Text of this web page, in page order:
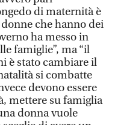
di maternità è
che hanno dei
ha messo in
famiglie”, ma “il
è stato cambiare il
si combatte
devono essere
mettere su famiglia
donna vuole